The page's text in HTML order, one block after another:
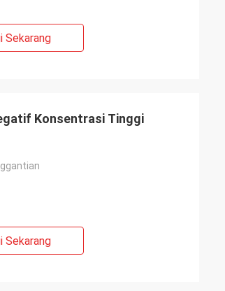
Sekarang
Konsentrasi Tinggi
Sekarang